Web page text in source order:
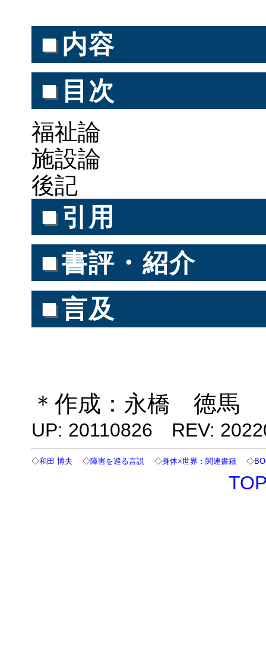
■ 内容
■ 目次
福祉論
施設論
後記
■ 引用
■書評・紹介
■言及
＊作成：永橋 徳馬
UP: 20110826 REV:
◇和田 博夫 ◇障害を巡る言説◇身体×世界：関連書籍◇
TOP